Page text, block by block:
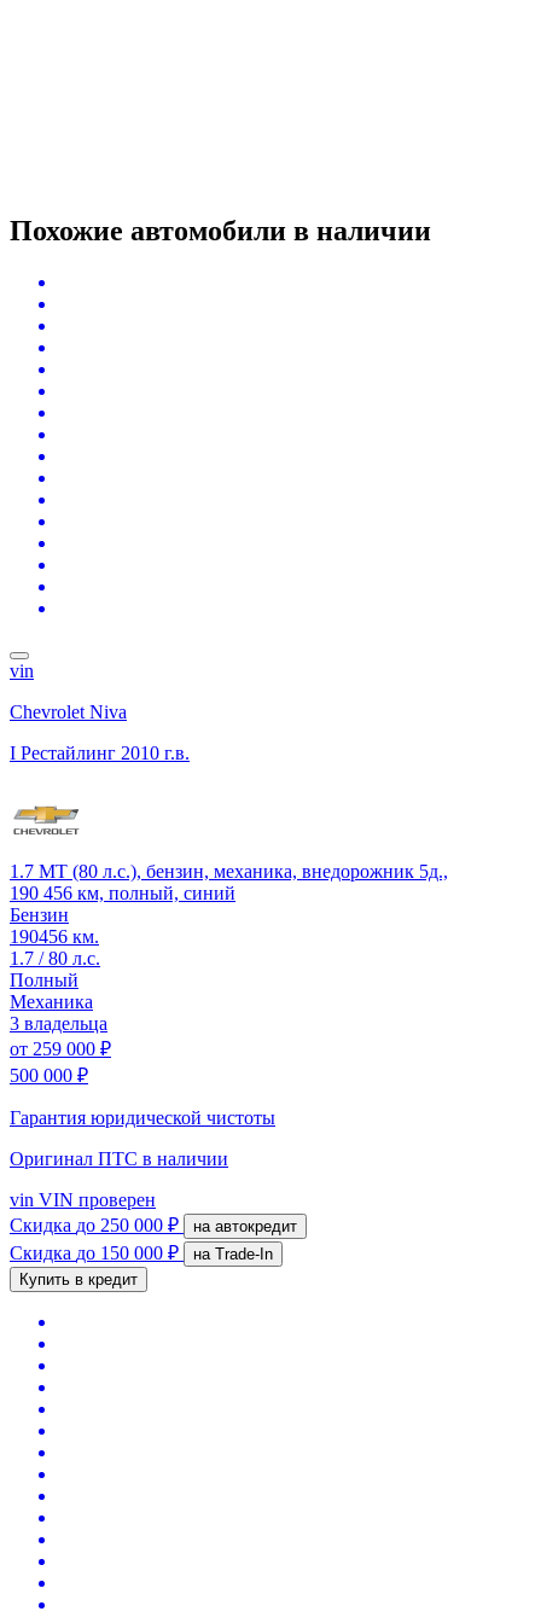
Похожие автомобили в наличии
vin
Chevrolet Niva
I Рестайлинг 2010 г.в.
1.7 MT (80 л.с.), бензин, механика, внедорожник 5д.,
190 456 км, полный, синий
Бензин
190456 км.
1.7 / 80 л.с.
Полный
Механика
3 владельца
от 259 000 ₽
500 000 ₽
Гарантия юридической чистоты
Оригинал ПТС в наличии
vin VIN проверен
Скидка до 250 000 ₽ на автокредит
Скидка до 150 000 ₽
на Trade-In
Купить в кредит